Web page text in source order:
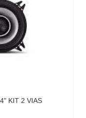
KIT 2 VIAS